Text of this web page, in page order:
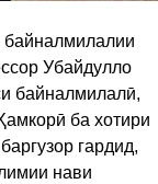
байналмилалии
Убайдулло
байналмилалӣ,
ба хотири
гардид,
нави